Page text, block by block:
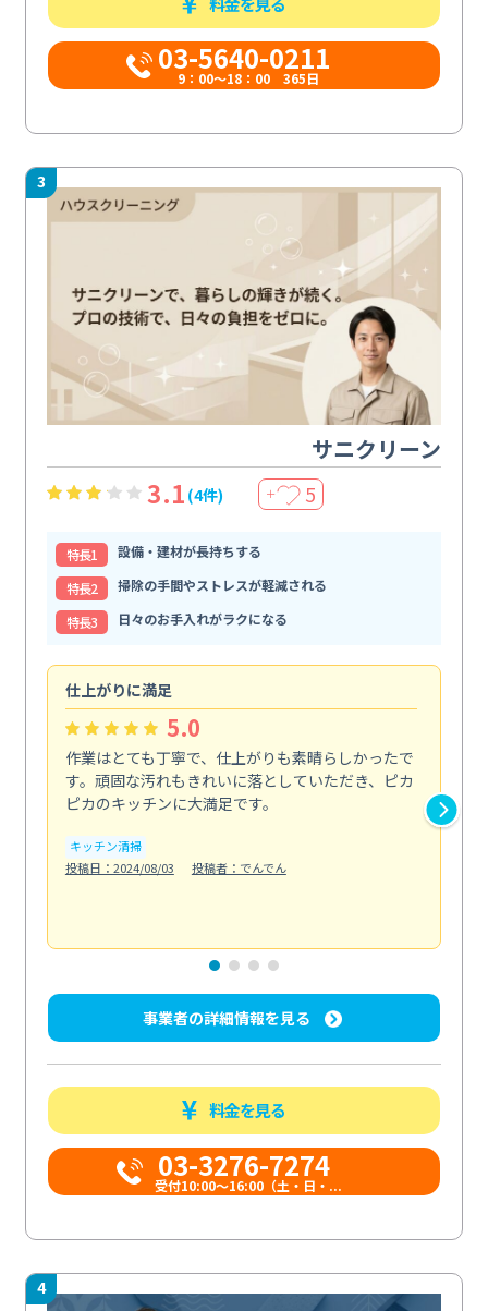
03-5640-0211
9：00～18：00 365日
3
サニクリーン
3.1 (4件) ＋ 5
特⻑1
設備・建材が長持ちする
特⻑2
掃除の手間やストレスが軽減される
特⻑3
日々のお手入れがラクになる
仕上がりに満足
5.0
作業はとても丁寧で、仕上がりも素晴らしかったで
す。頑固な汚れもきれいに落としていただき、ピカ
ピカのキッチンに大満足です。
キッチン清掃
投稿日：2024/08/03
投稿者：でんでん
事業者の詳細情報を見る
料金を見る
03-3276-7274
受付10:00〜16:00（土・日・...
4